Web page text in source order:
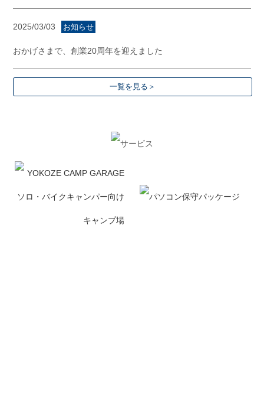
2025/03/03 お知らせ
おかげさまで、創業20周年を迎えました
一覧を見る＞